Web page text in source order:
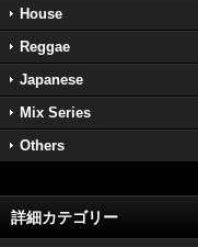
House
Reggae
Japanese
Mix Series
Others
詳細カテゴリー